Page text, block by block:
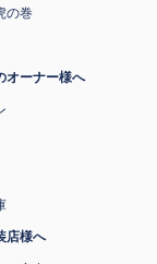
の巻
オーナー様へ
店様へ